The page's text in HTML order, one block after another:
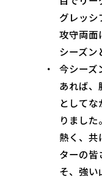
グレッシ
攻守両面
シーズン
今シーズ
あれば、
として
りました
熱く、共
ターの皆
そ、強い